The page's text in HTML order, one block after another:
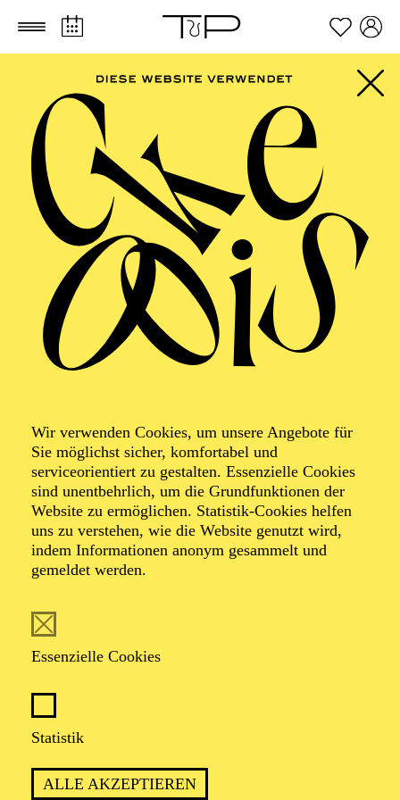
Zum Hauptinhalt springen Zum Footer springen
Wir verwenden Cookies, um unsere Angebote für
Sie möglichst sicher, komfortabel und
serviceorientiert zu gestalten. Essenzielle Cookies
sind unentbehrlich, um die Grundfunktionen der
Website zu ermöglichen. Statistik-Cookies helfen
uns zu verstehen, wie die Website genutzt wird,
indem Informationen anonym gesammelt und
gemeldet werden.
Essenzielle Cookies
Statistik
ALLE AKZEPTIEREN
PHILHARMONIE
Classic meets Cuba
Christmas meets Cuba
Veranstalter: Pro Arte Konzert GmbH
Echo Klassik- und Jazz Awards, Grammy-
Nominierung, weltweite Begeisterungsstürme und pure